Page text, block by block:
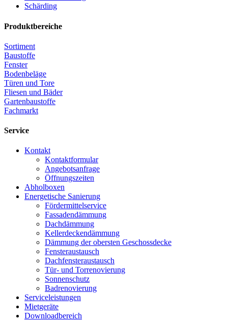
Schärding
Produktbereiche
Sortiment
Baustoffe
Fenster
Bodenbeläge
Türen und Tore
Fliesen und Bäder
Gartenbaustoffe
Fachmarkt
Service
Kontakt
Kontaktformular
Angebotsanfrage
Öffnungszeiten
Abholboxen
Energetische Sanierung
Fördermittelservice
Fassadendämmung
Dachdämmung
Kellerdeckendämmung
Dämmung der obersten Geschossdecke
Fensteraustausch
Dachfensteraustausch
Tür- und Torrenovierung
Sonnenschutz
Badrenovierung
Serviceleistungen
Mietgeräte
Downloadbereich